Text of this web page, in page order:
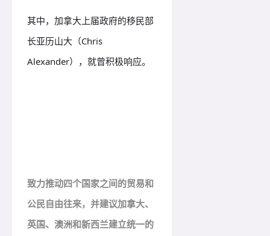
其中，加拿大上届政府的移民部
长亚历山大（Chris
Alexander），就曾积极响应。
致力推动四个国家之间的贸易和
公民自由往来， 并建议加拿大、
英国、澳洲和新西兰建立统一的